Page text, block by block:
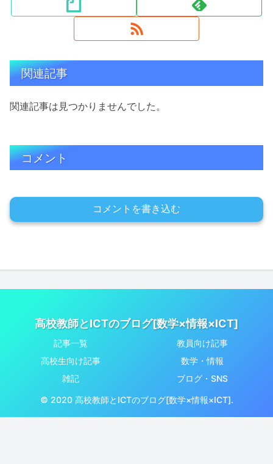
関連記事
関連記事は見つかりませんでした。
コメント
コメントを書き込む
高校教師とICTのブログ[数学×情報×ICT]
記事一覧
教員向け記事
高校生向け記事
数学・情報
雑記
ブログ・SNS
© 2020 高校教師とICTのブログ[数学×情報×ICT].